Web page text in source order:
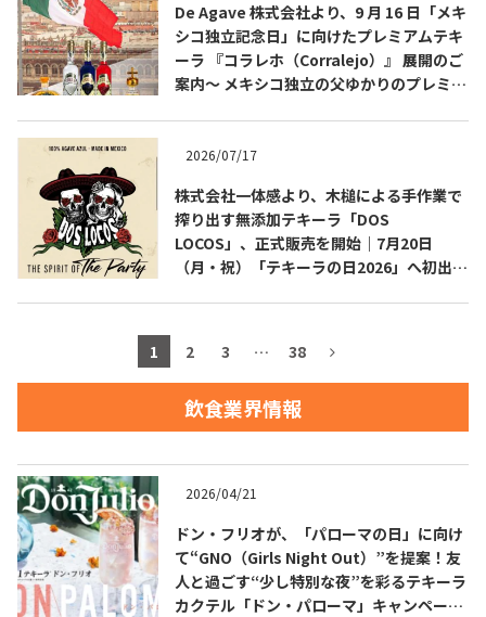
メキシコの記念日 トピックス
イベント一覧
テキーラ・メスカルが 飲めるバー
プライバシーポリシー
De Agave 株式会社より、9 月 16 日「メキ
シコ独立記念日」に向けたプレミアムテキ
ーラ 『コラレホ（Corralejo）』 展開のご
案内〜 メキシコ独立の父ゆかりのプレミア
2026/07/17
株式会社一体感より、木槌による手作業で
搾り出す無添加テキーラ「DOS
LOCOS」、正式販売を開始｜7月20日
（月・祝）「テキーラの日2026」へ初出
1 2 3 … 38
飲食業界情報
2026/04/21
ドン・フリオが、「パローマの日」に向け
て“GNO（Girls Night Out）”を提案！友
人と過ごす“少し特別な夜”を彩るテキーラ
カクテル「ドン・パローマ」キャンペーン